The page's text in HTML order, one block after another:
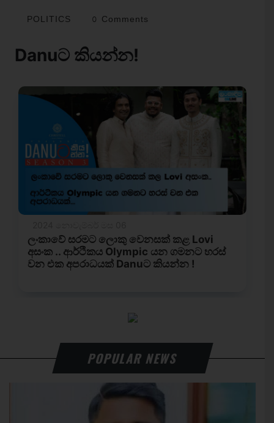
POLITICS 0 Comments
POPULAR NEWS